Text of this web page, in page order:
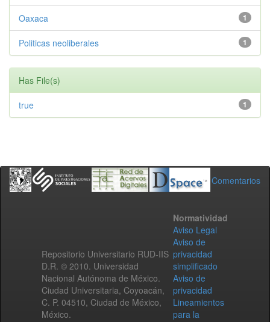
1
Oaxaca
1
Politicas neoliberales
Has File(s)
1
true
Comentarios
Repositorio Universitario RUD-IIS
D.R. © 2010. Universidad
Nacional Autónoma de México.
Ciudad Universitaria, Coyoacán,
C. P. 04510, Ciudad de México,
México.
Normatividad
Aviso Legal
Aviso de
privacidad
simplificado
Aviso de
privacidad
Lineamientos
para la